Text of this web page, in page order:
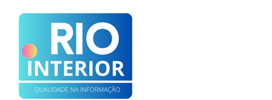
para
conteúdo